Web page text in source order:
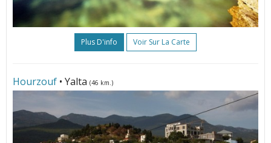
Plus D'info Voir Sur La Carte
Hourzouf • Yalta (46 km.)